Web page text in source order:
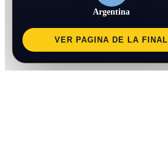
Argentina
VER PAGINA DE LA FINAL